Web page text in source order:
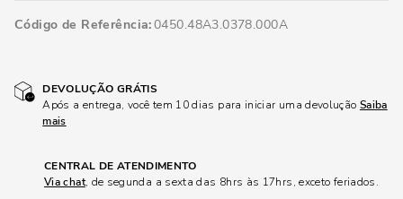
Código de Referência 0450.48A3.0378.000A
DEVOLUÇÃO GRÁTIS
Após a entrega, você tem 10 dias para iniciar uma devolução Saiba
mais
CENTRAL DE ATENDIMENTO
Via chat, de segunda a sexta das 8hrs às 17hrs, exceto feriados.